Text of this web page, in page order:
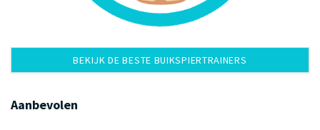
BEKIJK DE BESTE BUIKSPIERTRAINERS
Aanbevolen